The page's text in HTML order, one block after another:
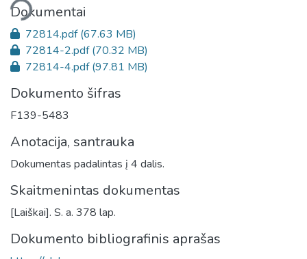
Dokumentai
72814.pdf(67.63 MB)
72814-2.pdf(70.32 MB)
72814-4.pdf(97.81 MB)
Dokumento šifras
F139-5483
Anotacija, santrauka
Dokumentas padalintas į 4 dalis.
Skaitmenintas dokumentas
[Laiškai]. S. a. 378 lap.
Dokumento bibliografinis aprašas